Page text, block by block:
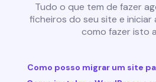
Tudo o que tem de fazer
ficheiros do seu site e iniciar
como fazer isto
Como posso migrar um site